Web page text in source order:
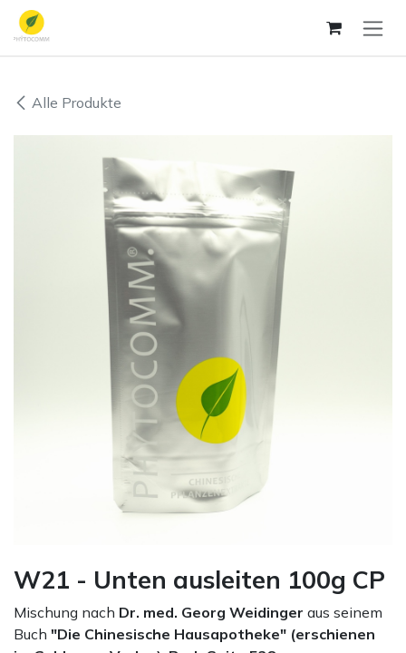
Zum Inhalt springen
Alle Produkte
W21 - Unten ausleiten 100g CP
Mischung nach Dr. med. Georg Weidinger aus seinem
Buch "Die Chinesische Hausapotheke" (erschienen